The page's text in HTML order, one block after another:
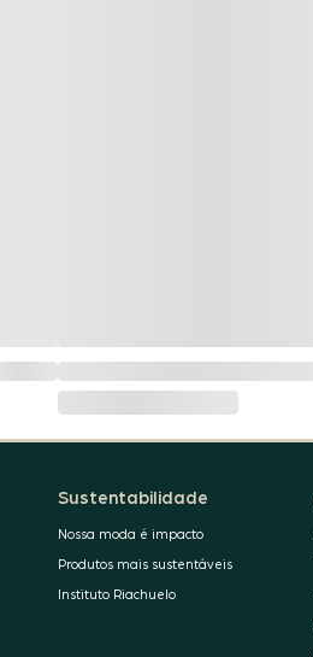
Sustentabilidade
Nossa moda é impacto
Produtos mais sustentáveis
Instituto Riachuelo